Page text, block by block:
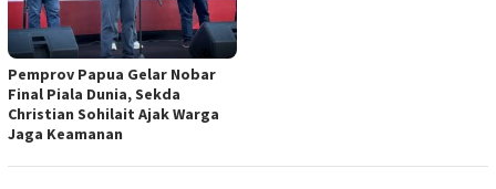
Pemprov Papua Gelar Nobar
Final Piala Dunia, Sekda
Christian Sohilait Ajak Warga
Jaga Keamanan